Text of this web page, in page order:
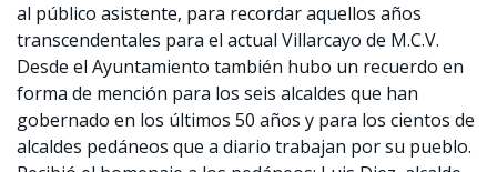
al público asistente, para recordar aquellos años
transcendentales para el actual Villarcayo de M.C.V.
Desde el Ayuntamiento también hubo un recuerdo en
forma de mención para los seis alcaldes que han
gobernado en los últimos 50 años y para los cientos de
alcaldes pedáneos que a diario trabajan por su pueblo.